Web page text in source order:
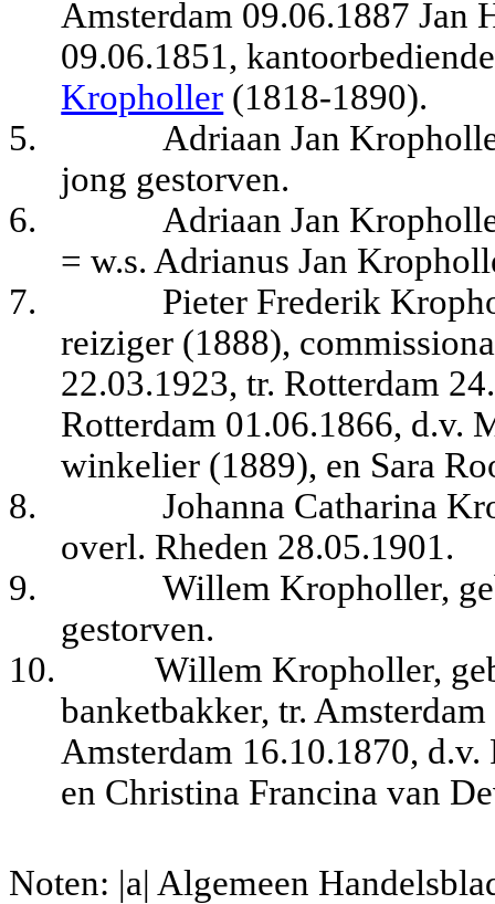
Amsterdam 09.06.1887 Jan
09.06.1851,
Kropholler (1818-1890).
5.
Adriaan Jan
jong gestorven.
6.
Adriaan Jan
= w.s. Adrianus Jan
7.
Pieter Frederik
reiziger (1888),
22.03.1923, tr. Rotterdam
Rotterdam 01.06.1866, d.v.
winkelier (1889), en Sara
8.
Johanna Catharina
overl. Rheden 28.05.1901.
9.
Willem Kropholler,
gestorven.
10.
Willem Kropholler,
banketbakker, tr.
Amsterdam 16.10.1870,
en Christina Francina van
Noten: |a| Algemeen